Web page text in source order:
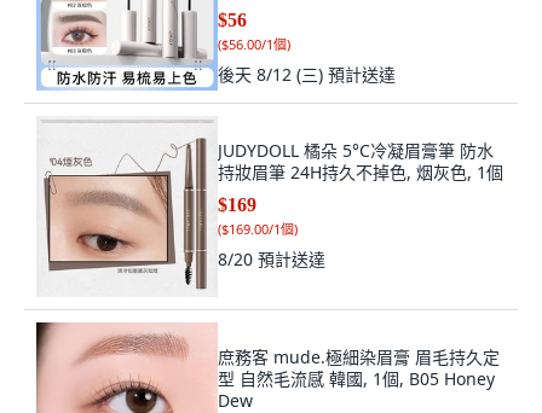
$56
($56.00/1個)
後天 8/12 (三) 預計送達
JUDYDOLL 橘朵 5°C冷凝眉膏筆 防水
持妝眉筆 24H持久不掉色, 烟灰色, 1個
$169
($169.00/1個)
8/20 預計送達
庶務客 mude.極細染眉膏 眉毛持久定
型 自然毛流感 韓國, 1個, B05 Honey
Dew